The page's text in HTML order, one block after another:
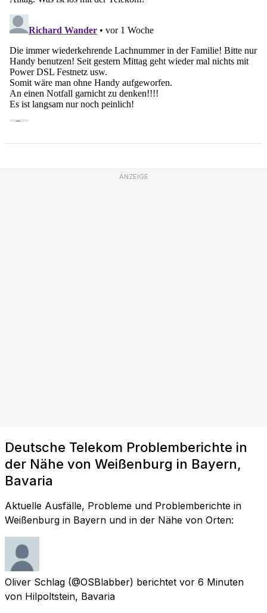
ANZEIGE
Deutsche Telekom Problemberichte in
der Nähe von Weißenburg in Bayern,
Bavaria
Aktuelle Ausfälle, Probleme und Problemberichte in
Weißenburg in Bayern und in der Nähe von Orten:
Oliver Schlag (@OSBlabber) berichtet vor 6 Minuten
von Hilpoltstein, Bavaria